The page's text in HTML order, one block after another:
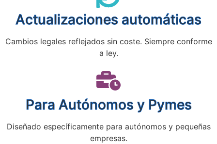
Actualizaciones automáticas
Cambios legales reflejados sin coste. Siempre conforme
a ley.
Para Autónomos y Pymes
Diseñado específicamente para autónomos y pequeñas
empresas.